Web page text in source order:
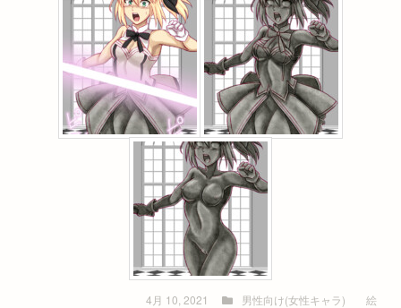
4月 10, 2021 男性向け(女性キャラ) 絵